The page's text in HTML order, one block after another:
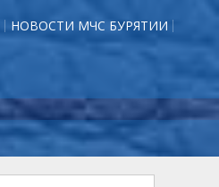
НОВОСТИ МЧС БУРЯТИИ